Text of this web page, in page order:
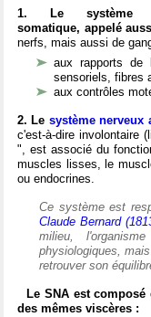
1. Le système
somatique, appelé
nerfs, mais aussi de
aux rapports de
sensoriels, fibres
aux contrôles
2. Le système nerveux
c'est-à-dire involontaire
", est associé du
muscles lisses, le
ou endocrines.
Ce système est
Claude Bernard
milieu,
physiologiques,
retrouver son
Le SNA est
des mêmes viscères :